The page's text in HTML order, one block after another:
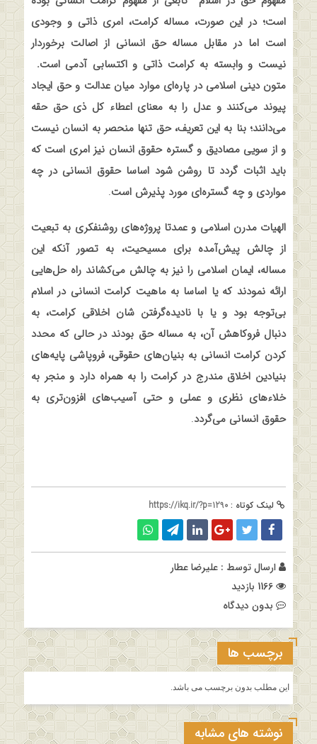
است؛ در این صورت، مساله کرامت، امری ذاتی و وجودی
است اما در مقابل مساله حق انسانی از اصالت برخوردار
نیست و وابسته به کرامت ذاتی و اکتسابی آدمی است.
متون دینی اسلامی در پاره‌ای موارد میان عدالت و حق ایجاد
پیوند می‌کنند و عدل را به معنای اعطاء کل ذی حق حقه
می‌دانند؛ بنا به این تعریف، حق تنها منحصر به انسان نیست
و از سویی مصادیق و گستره حقوق انسان نیز امری است که
باید اثبات گردد تا روشن شود اساسا حقوق انسانی در چه
مواردی و چه گستره‌ای مورد پذیرش است.
الهیات مدرن اسلامی و عمدتا پروژه‌های روشنفکری به تبعیت
از چالش پیش‌آمده برای مسیحیت، به تصور آنکه این
مساله، ایمان اسلامی را نیز به چالش می‌کشاند راه حل‌هایی
ارائه نمودند که یا اساسا به ماهیت کرامت انسانی در اسلام
بی‌توجه بود و یا با نادیده‌گرفتن شان اخلاقی کرامت، به
دنبال فروکاهش آن، به مساله حق بودند در حالی که محدد
کردن کرامت انسانی به بنیان‌های حقوقی، فروپاشی پایه‌های
بنیادین اخلاق مندرج در کرامت را به همراه دارد و منجر به
خلاءهای نظری و عملی و حتی آسیب‌های افزون‌تری به
حقوق انسانی می‌گردد.
لینک کوتاه : https://ikq.ir/?p=1290
ارسال توسط : علیرضا عطار
بدون دیدگاه
برچسب ها
این مطلب بدون برچسب می باشد.
نوشته های مشابه